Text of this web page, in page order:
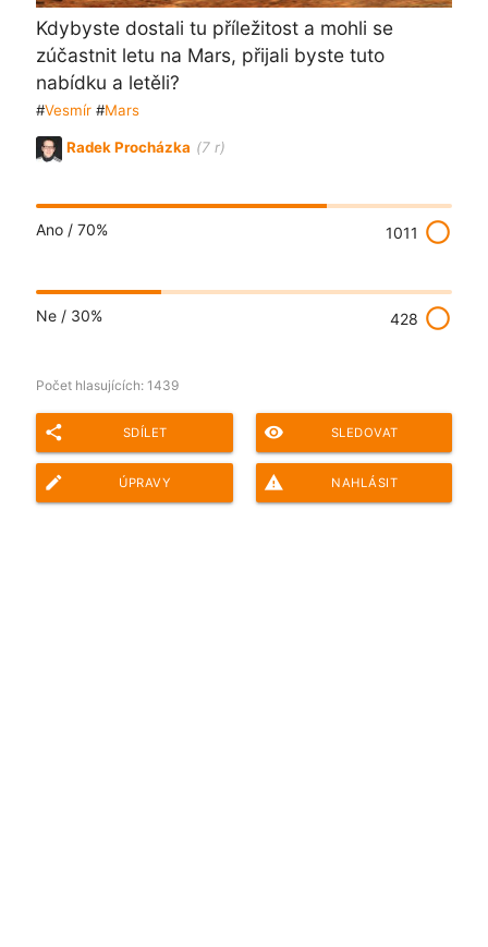
Kdybyste dostali tu příležitost a mohli se
zúčastnit letu na Mars, přijali byste tuto
nabídku a letěli?
#Vesmír#Mars
Radek Procházka (7 r)
Ano / 70% 1011 radio_button_unchecked
Ne / 30% 428 radio_button_unchecked
Počet hlasujících: 1439
share SDÍLET remove_red_eye SLEDOVAT
edit ÚPRAVY report_problem NAHLÁSIT